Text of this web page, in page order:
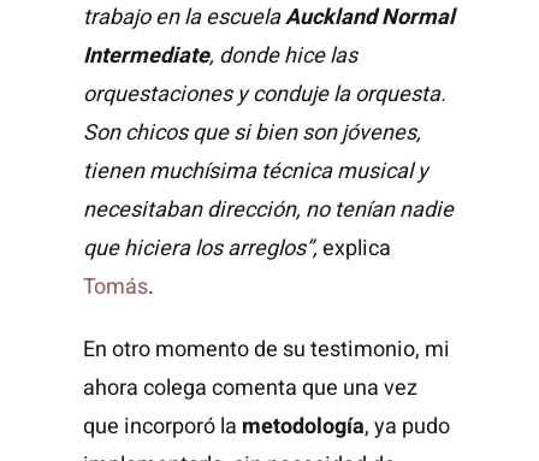
trabajo en la escuelaAuckland Normal
Intermediate, donde hice las
orquestaciones y conduje la orquesta.
Son chicos que si bien son jóvenes,
tienen muchísima técnica musical y
necesitaban dirección, no tenían nadie
que hiciera los arreglos”,explica
Tomás.
En otro momento de su testimonio, mi
ahora colega comenta que una vez
que incorporó la metodología, ya pudo